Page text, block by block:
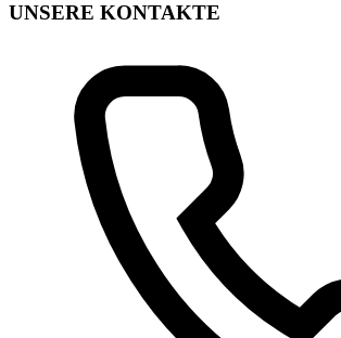
UNSERE KONTAKTE